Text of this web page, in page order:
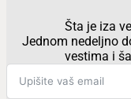
Šta je iza
Jednom nedeljno
vestima i